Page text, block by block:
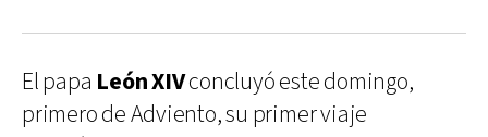
El papa León XIVconcluyó este domingo,
primero de Adviento, su primer viaje